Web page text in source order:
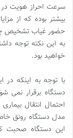
سرعت احراز هویت
بیشتر بوده که از
حضور غیاب تشخیص
به این نکته توجه
خواهید بود.
با توجه به اینکه
دستگاه برقرار نمی
احتمال انتقال
مدل دستگاه رونق
این دستگاه صحبت